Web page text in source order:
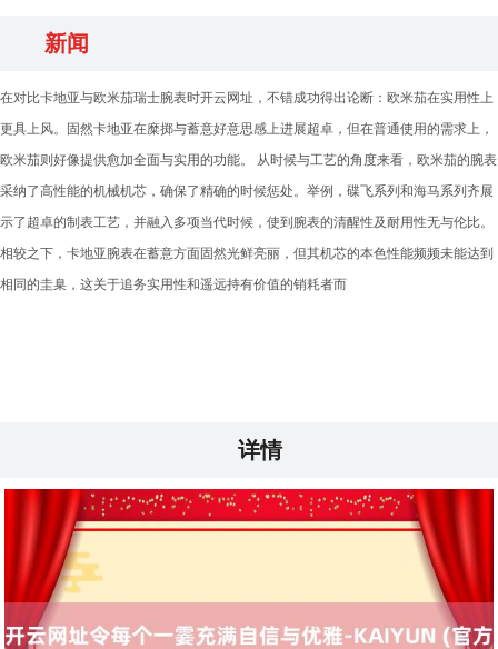
新闻
在对比卡地亚与欧米茄瑞士腕表时开云网址，不错成功得出论断：欧米茄在实用性上
更具上风。固然卡地亚在糜掷与蓄意好意思感上进展超卓，但在普通使用的需求上，
欧米茄则好像提供愈加全面与实用的功能。 从时候与工艺的角度来看，欧米茄的腕表
采纳了高性能的机械机芯，确保了精确的时候惩处。举例，碟飞系列和海马系列齐展
示了超卓的制表工艺，并融入多项当代时候，使到腕表的清醒性及耐用性无与伦比。
相较之下，卡地亚腕表在蓄意方面固然光鲜亮丽，但其机芯的本色性能频频未能达到
相同的圭臬，这关于追务实用性和遥远持有价值的销耗者而
详情